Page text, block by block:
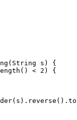
(String s)
{
< 2 ) {